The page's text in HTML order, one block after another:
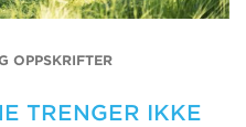
OPPSKRIFTER
TRENGER IKKE